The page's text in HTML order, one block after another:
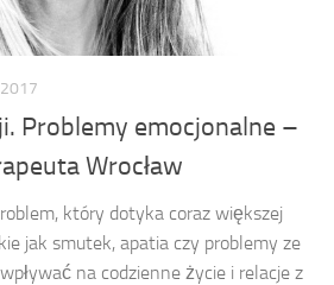
Problemy emocjonalne –
Wrocław
który dotyka coraz większej
jak smutek, apatia czy problemy ze
na codzienne życie i relacje z